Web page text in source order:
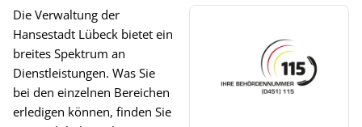
Die Verwaltung der
Hansestadt Lübeck bietet ein
breites Spektrum an
Dienstleistungen. Was Sie
bei den einzelnen Bereichen
erledigen können, finden Sie